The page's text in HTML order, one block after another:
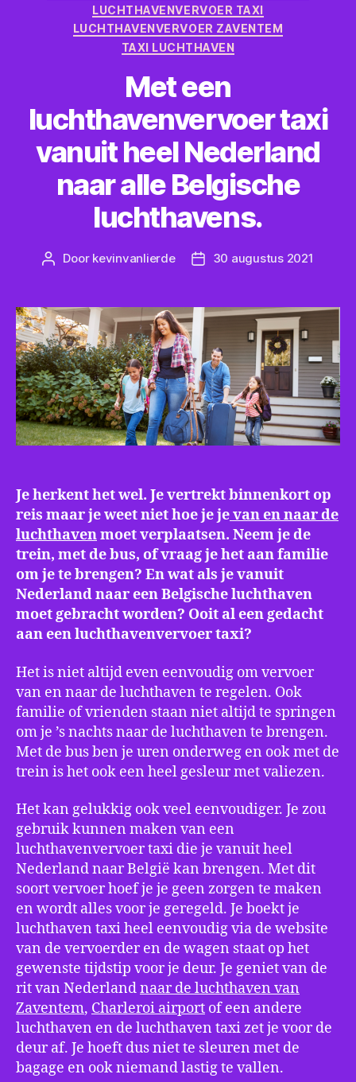
LUCHTHAVENVERVOER TAXI
LUCHTHAVENVERVOER ZAVENTEM
TAXI LUCHTHAVEN
Met een
luchthavenvervoer taxi
vanuit heel Nederland
naar alle Belgische
luchthavens.
Bericht
Door kevinvanlierde Berichtdatum
30 augustus 2021
Je herkent het wel. Je vertrekt binnenkort op
reis maar je weet niet hoe je jevan en naar de
luchthavenmoet verplaatsen. Neem je de
trein, met de bus, of vraag je het aan familie
om je te brengen? En wat als je vanuit
Nederland naar een Belgische luchthaven
moet gebracht worden? Ooit al een gedacht
aan een luchthavenvervoer taxi?
Het is niet altijd even eenvoudig om vervoer
van en naar de luchthaven te regelen. Ook
familie of vrienden staan niet altijd te springen
om je ’s nachts naar de luchthaven te brengen.
Met de bus ben je uren onderweg en ook met de
trein is het ook een heel gesleur met valiezen.
Het kan gelukkig ook veel eenvoudiger. Je zou
gebruik kunnen maken van een
luchthavenvervoer taxi die je vanuit heel
Nederland naar België kan brengen. Met dit
soort vervoer hoef je je geen zorgen te maken
en wordt alles voor je geregeld. Je boekt je
luchthaven taxi heel eenvoudig via de website
van de vervoerder en de wagen staat op het
gewenste tijdstip voor je deur. Je geniet van de
rit van Nederlandnaar de luchthaven van
Zaventem, Charleroi airport of een andere
luchthaven en de luchthaven taxi zet je voor de
deur af. Je hoeft dus niet te sleuren met de
bagage en ook niemand lastig te vallen.